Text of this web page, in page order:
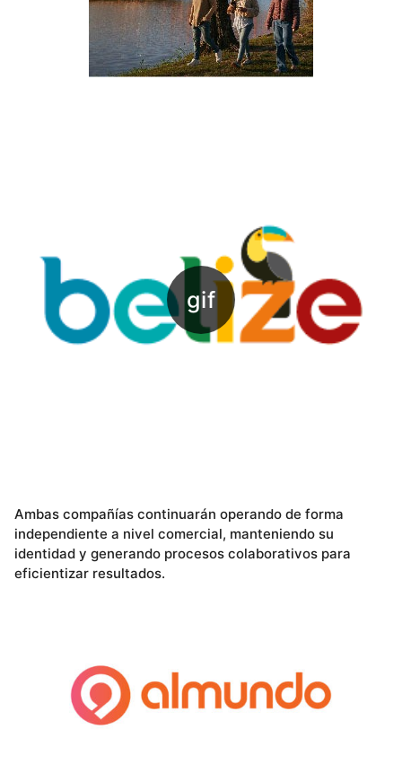
Ambas compañías continuarán operando de forma
independiente a nivel comercial, manteniendo su
identidad y generando procesos colaborativos para
eficientizar resultados.